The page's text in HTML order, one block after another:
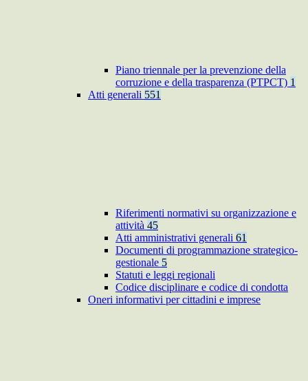
Piano triennale per la prevenzione della
corruzione e della trasparenza (PTPCT) 1
Atti generali 551
Riferimenti normativi su organizzazione e
attività 45
Atti amministrativi generali 61
Documenti di programmazione strategico-
gestionale 5
Statuti e leggi regionali
Codice disciplinare e codice di condotta
Oneri informativi per cittadini e imprese